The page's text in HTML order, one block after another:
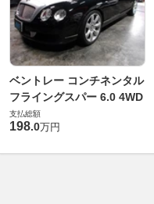
ベントレー コンチネンタル
フライングスパー 6.0 4WD
支払総額
198.0万円